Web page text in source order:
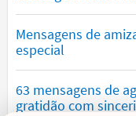
Mensagens de
especial
63 mensagens de
gratidão com